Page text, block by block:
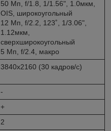
50 Мп, f/1.8, 1/1.56", 1.0мкм,
OIS, широкоугольный
12 Мп, f/2.2, 123˚, 1/3.06",
1.12мкм,
сверхширокоугольный
5 Мп, f/2.4, макро
3840x2160 (30 кадров/с)
-
+
2